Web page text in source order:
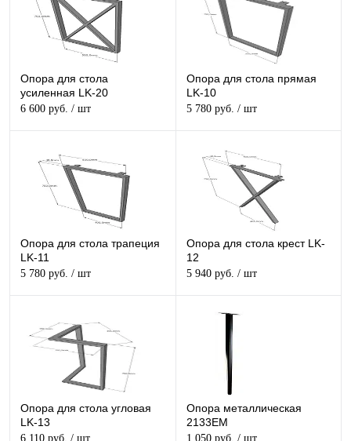
Опора для стола
усиленная LK-20
6 600 руб. / шт
Опора для стола прямая
LK-10
5 780 руб. / шт
Опора для стола трапеция
LK-11
5 780 руб. / шт
Опора для стола крест LK-
12
5 940 руб. / шт
Опора для стола угловая
LK-13
6 110 руб. / шт
Опора металлическая
2133EM
1 050 руб. / шт